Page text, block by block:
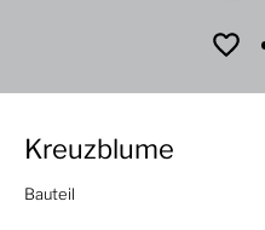
Kreuzblume
Bauteil